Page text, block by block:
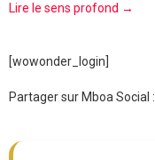
Lire le sens profond →
[wowonder_login]
Partager sur Mboa Social :